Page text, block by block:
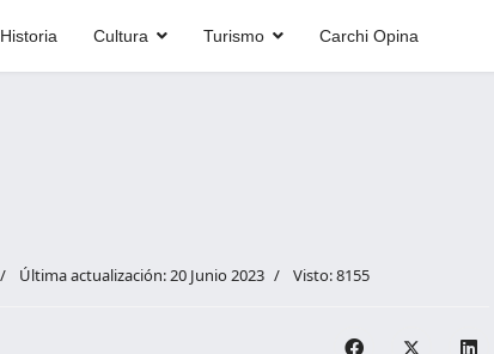
Historia Cultura Turismo Carchi Opina
Última actualización: 20 Junio 2023 Visto: 8155